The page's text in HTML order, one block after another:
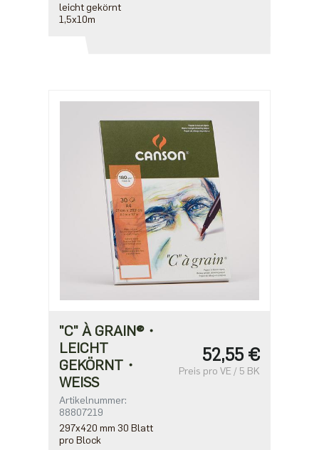
leicht gekörnt
1,5x10m
"C" À GRAIN®・
LEICHT
GEKÖRNT・
WEISS
Artikelnummer:
88807219
297x420 mm 30 Blatt
pro Block
52,55 €
Preis pro VE / 5 BK